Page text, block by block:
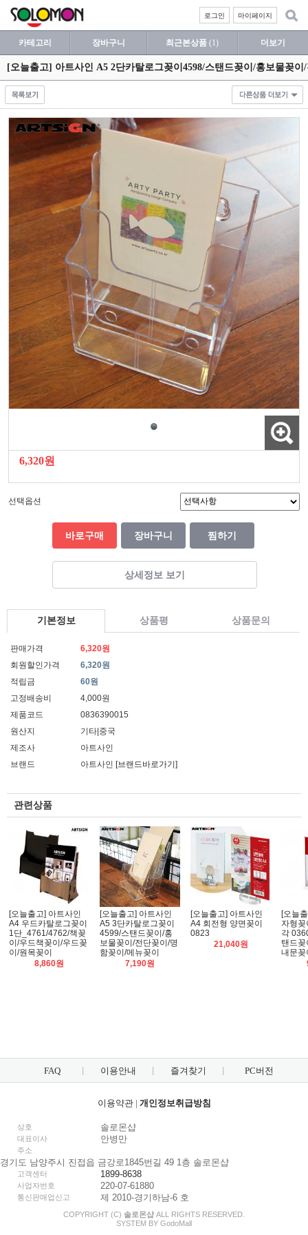
마이페이지
로그인
카테고리 장바구니 최근본상품 (1) 더보기
[오늘출고] 아트사인 A5 2단카탈로그꽂이4598/스탠드꽂이/홍보물꽂
6,320원
선택옵션
바로구매 장바구니 찜하기
상세정보 보기
기본정보 상품평 상품문의
판매가격
6,320원
회원할인가격
6,320원
적립금
60원
고정배송비
4,000원
제품코드
0836390015
원산지
기타|중국
제조사
아트사인
브랜드
아트사인 [브랜드바로가기]
관련상품
[오늘출고] 아트사인
A4 우드카탈로그꽂이
1단_4761/4762/책꽂
이/우드책꽂이/우드꽂
이/원목꽂이
8,860원
[오늘출고] 아트사인
A5 3단카탈로그꽂이
4599/스탠드꽂이/홍
보물꽂이/전단꽂이/명
함꽂이/메뉴꽂이
7,190원
[오늘출고] 아트사인
A4 회전형 양면꽂이
0823
21,040원
[오늘
자형꽂
각
탠드
내문꽂
FAQ 이용안내 즐겨찾기 PC버전
이용약관| 개인정보취급방침
상호 솔로몬샵
대표이사 안병만
주소
경기도 남양주시 진접읍 금강로1845번길 49 1층 솔로몬샵
고객센터 1899-8638
사업자번호 220-07-61880
통신판매업신고 제 2010-경기하남-6 호
COPYRIGHT (C) 솔로몬샵 ALL RIGHTS RESERVED.
SYSTEM BY GodoMall